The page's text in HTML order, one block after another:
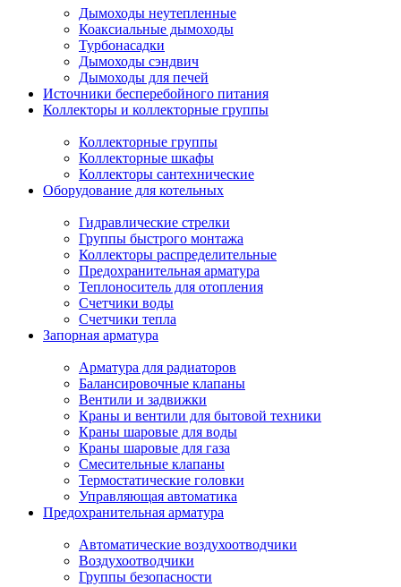
Дымоходы неутепленные
Коаксиальные дымоходы
Турбонасадки
Дымоходы сэндвич
Дымоходы для печей
Источники бесперебойного питания
Коллекторы и коллекторные группы
Коллекторные группы
Коллекторные шкафы
Коллекторы сантехнические
Оборудование для котельных
Гидравлические стрелки
Группы быстрого монтажа
Коллекторы распределительные
Предохранительная арматура
Теплоноситель для отопления
Счетчики воды
Счетчики тепла
Запорная арматура
Арматура для радиаторов
Балансировочные клапаны
Вентили и задвижки
Краны и вентили для бытовой техники
Краны шаровые для воды
Краны шаровые для газа
Смесительные клапаны
Термостатические головки
Управляющая автоматика
Предохранительная арматура
Автоматические воздухоотводчики
Воздухоотводчики
Группы безопасности